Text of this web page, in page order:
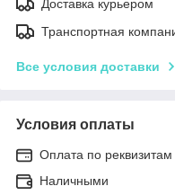
Доставка курьером
Транспортная
Все условия доставки
Условия оплаты
Оплата по реквизитам
Наличными